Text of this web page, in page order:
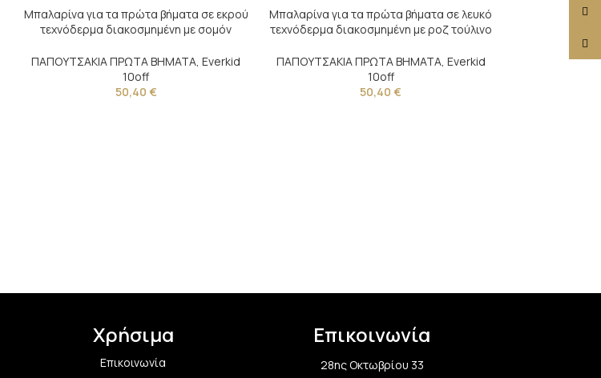
Μπαλαρίνα για τα πρώτα βήματα σε εκρού
τεχνόδερμα διακοσμημένη με σομόν
ΠΑΠΟΥΤΣΑΚΙΑ ΠΡΩΤΑ ΒΗΜΑΤΑ,Everkid
10off
50,40 €
Μπαλαρίνα για τα πρώτα βήματα σε λευκό
τεχνόδερμα διακοσμημένη με ροζ τούλινο
ΠΑΠΟΥΤΣΑΚΙΑ ΠΡΩΤΑ ΒΗΜΑΤΑ, Everkid
10off
50,40 €
Χρήσιμα
Επικοινωνία
Επικοινωνία
28ης Οκτωβρίου 33